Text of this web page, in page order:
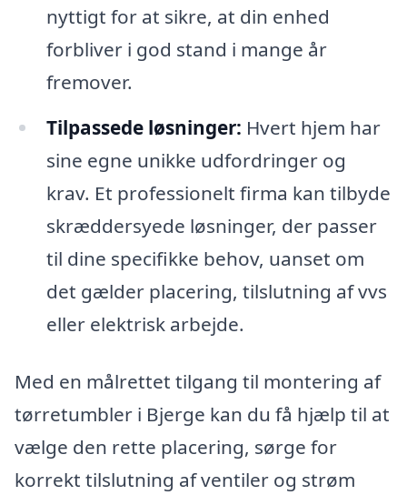
nyttigt for at sikre, at din enhed
forbliver i god stand i mange år
fremover.
Tilpassede løsninger: Hvert hjem har
sine egne unikke udfordringer og
krav. Et professionelt firma kan tilbyde
skræddersyede løsninger, der passer
til dine specifikke behov, uanset om
det gælder placering, tilslutning af vvs
eller elektrisk arbejde.
Med en målrettet tilgang til montering af
tørretumbler i Bjerge kan du få hjælp til at
vælge den rette placering, sørge for
korrekt tilslutning af ventiler og strøm